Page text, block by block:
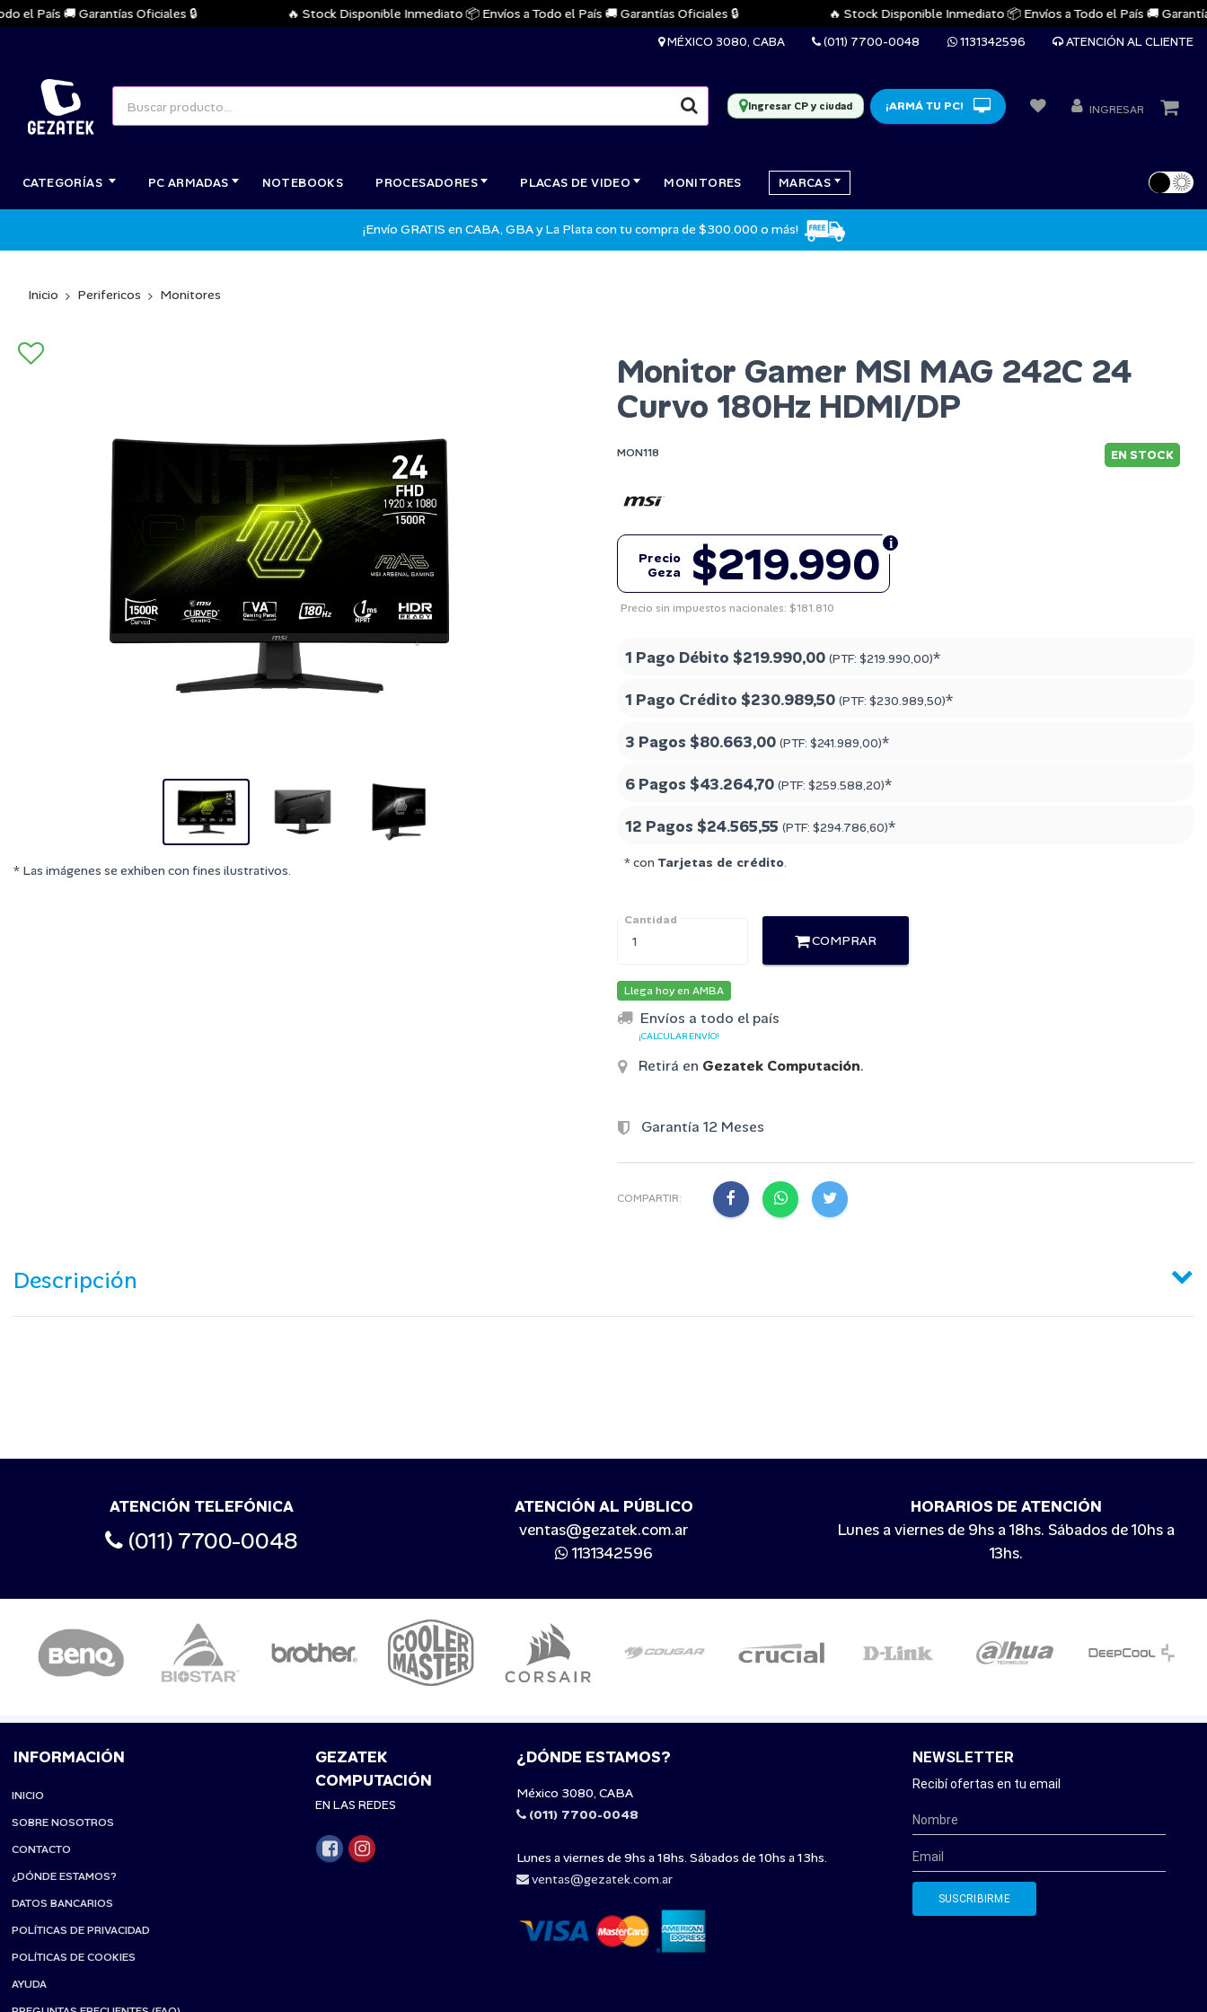
País 🚚 Garantías Oficiales 🔒 🔥 Stock Disponible Inmediato 📦 Envíos a Todo el País 🚚 Garantías Oficiales 🔒 🔥 Stock Disponible Inmediato 📦 Envíos a Todo el País 🚚 Garantías
MÉXICO 3080, CABA (011) 7700-0048 1131342596 ATENCIÓN AL CLIENTE
Ingresar CP y ciudad ¡ARMÁ TU PC! INGRESAR
CATEGORÍAS PC ARMADAS NOTEBOOKS PROCESADORES PLACAS DE VIDEO MONITORES MARCAS
¡Envío GRATIS en CABA, GBA y La Plata con tu compra de $300.000 o más!
Inicio Perifericos Monitores
* Las imágenes se exhiben con fines ilustrativos.
Monitor Gamer MSI MAG 242C 24
Curvo 180Hz HDMI/DP
MON118 EN STOCK
$219.990
Precio
Geza
Precio sin impuestos nacionales: $181.810
1 Pago Débito $219.990,00 (PTF: $219.990,00)*
1 Pago Crédito $230.989,50 (PTF: $230.989,50)*
3 Pagos $80.663,00 (PTF: $241.989,00)*
6 Pagos $43.264,70 (PTF: $259.588,20)*
12 Pagos $24.565,55 (PTF: $294.786,60)*
* con Tarjetas de crédito
Cantidad
COMPRAR
Llega hoy en AMBA
Envíos a todo el país
¡CALCULAR ENVÍO!
Retirá en Gezatek Computación.
Garantía 12 Meses
COMPARTIR:
Descripción
ATENCIÓN TELEFÓNICA
(011) 7700-0048
ATENCIÓN AL PÚBLICO
ventas@gezatek.com.ar
1131342596
HORARIOS DE ATENCIÓN
Lunes a viernes de 9hs a 18hs. Sábados de 10hs a
13hs.
INFORMACIÓN
INICIO
SOBRE NOSOTROS
CONTACTO
¿DÓNDE ESTAMOS?
DATOS BANCARIOS
POLÍTICAS DE PRIVACIDAD
POLÍTICAS DE COOKIES
AYUDA
GEZATEK
COMPUTACIÓN
EN LAS REDES
¿DÓNDE ESTAMOS?
México 3080, CABA
(011) 7700-0048
Lunes a viernes de 9hs a 18hs. Sábados de 10hs a 13hs.
ventas@gezatek.com.ar
NEWSLETTER
Recibí ofertas en tu email